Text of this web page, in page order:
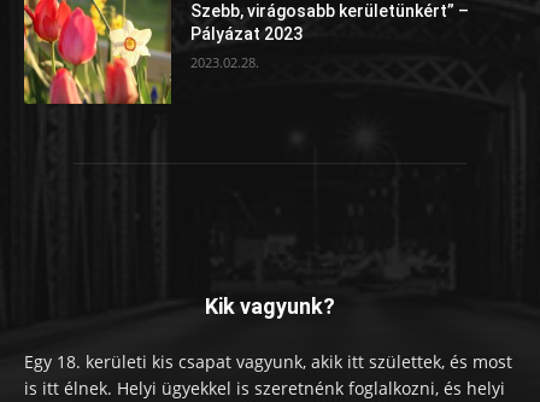
Szebb, virágosabb kerületünkért” –
Pályázat 2023
2023.02.28.
Kik vagyunk?
Egy 18. kerületi kis csapat vagyunk, akik itt születtek, és most
is itt élnek. Helyi ügyekkel is szeretnénk foglalkozni, és helyi